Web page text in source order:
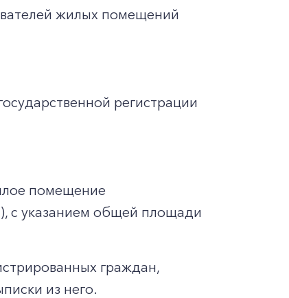
жилых помещений
регистрации
помещение
с указанием общей площади
граждан,
из него.